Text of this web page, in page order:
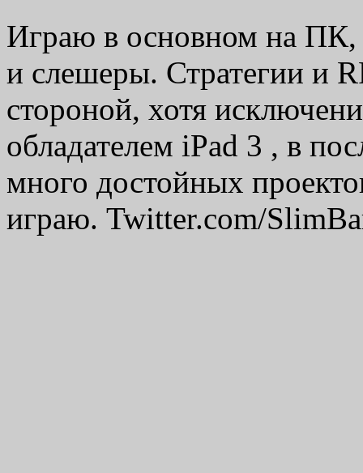
Играю в основном на
и слешеры. Стратегии и
стороной, хотя
обладателем iPad 3 , в
много достойных
играю. Twitter.com/